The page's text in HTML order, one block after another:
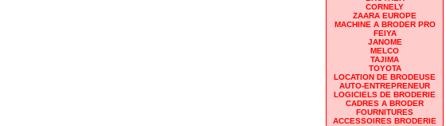
CORNELY
ZAARA EUROPE
MACHINE A BRODER PRO
FEIYA
JANOME
MELCO
TAJIMA
TOYOTA
LOCATION DE BRODEUSE
AUTO-ENTREPRENEUR
LOGICIELS DE BRODERIE
CADRES A BRODER
FOURNITURES
ACCESSOIRES BRODERIE